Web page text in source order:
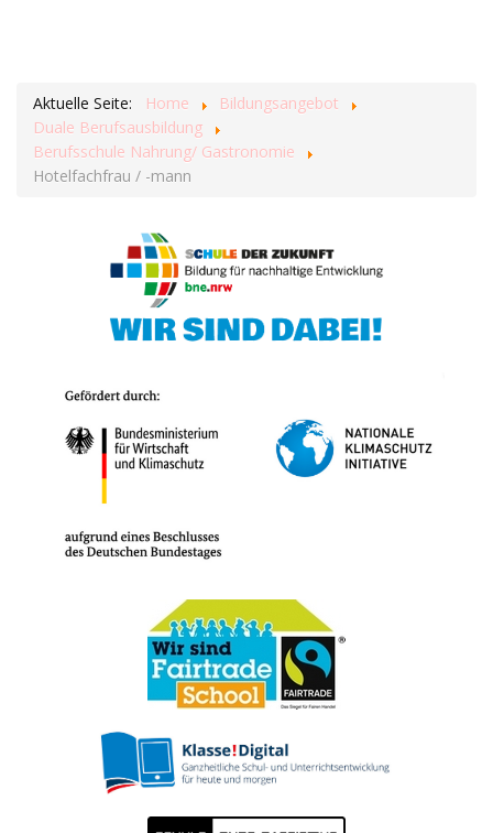
Aktuelle Seite: Home
Bildungsangebot
Duale Berufsausbildung
Berufsschule Nahrung/ Gastronomie
Hotelfachfrau / -mann